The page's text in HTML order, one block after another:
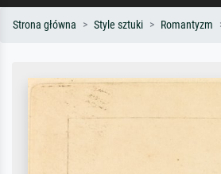
Strona główna Style sztuki Romantyzm